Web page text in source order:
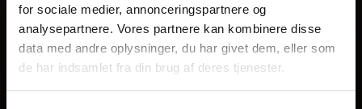
for sociale medier, annonceringspartnere og
analysepartnere. Vores partnere kan kombinere disse
data med andre oplysninger, du har givet dem, eller som
de har indsamlet fra din brug af deres tjenester.